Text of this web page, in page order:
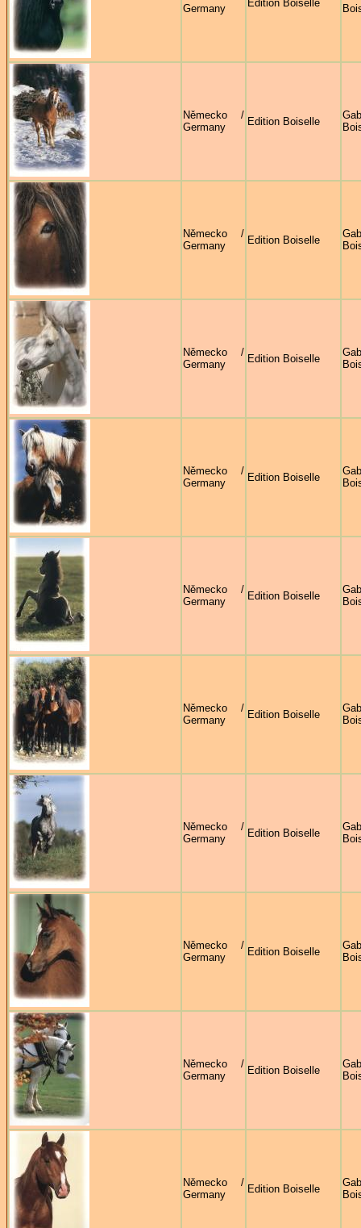
Germany
Edition Boiselle
Německo /
Germany
Edition Boiselle
Německo /
Germany
Edition Boiselle
Německo /
Germany
Edition Boiselle
Německo /
Germany
Edition Boiselle
Německo /
Germany
Edition Boiselle
Německo /
Germany
Edition Boiselle
Německo /
Germany
Edition Boiselle
Německo /
Germany
Edition Boiselle
Německo /
Germany
Edition Boiselle
Německo /
Germany
Edition Boiselle